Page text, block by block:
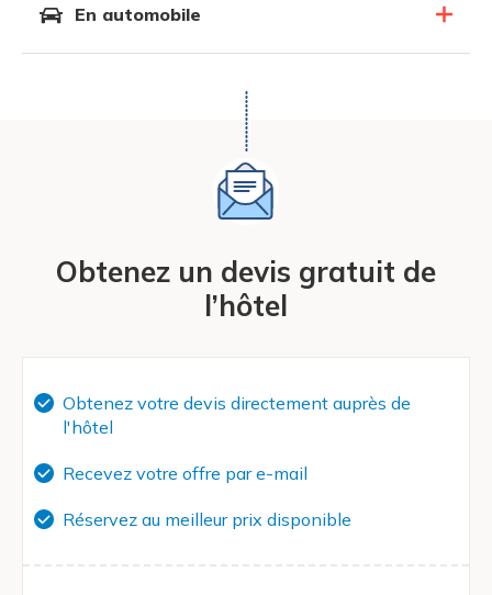
En automobile
Obtenez un devis gratuit de
l’hôtel
Obtenez votre devis directement auprès de
l'hôtel
Recevez votre offre par e-mail
Réservez au meilleur prix disponible